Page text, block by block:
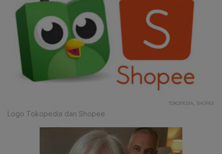
TOKOPEDIA, SHOPEE
Logo Tokopedia dan Shopee